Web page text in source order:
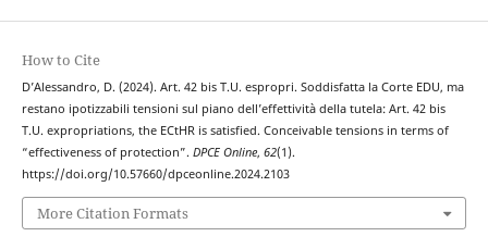
How to Cite
D’Alessandro, D. (2024). Art. 42 bis T.U. espropri. Soddisfatta la Corte EDU, ma
restano ipotizzabili tensioni sul piano dell’effettività della tutela: Art. 42 bis
T.U. expropriations, the ECtHR is satisfied. Conceivable tensions in terms of
“effectiveness of protection”. DPCE Online, 62(1).
https://doi.org/10.57660/dpceonline.2024.2103
More Citation Formats